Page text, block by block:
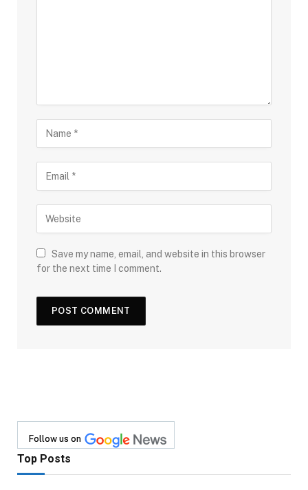
Save my name, email, and website in this browser
for the next time I comment.
Follow us on
Top Posts